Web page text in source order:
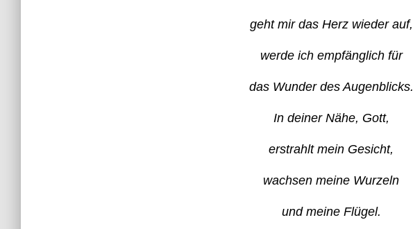
geht mir das Herz wieder auf,
werde ich empfänglich für
das Wunder des Augenblicks.
In deiner Nähe, Gott,
erstrahlt mein Gesicht,
wachsen meine Wurzeln
und meine Flügel.